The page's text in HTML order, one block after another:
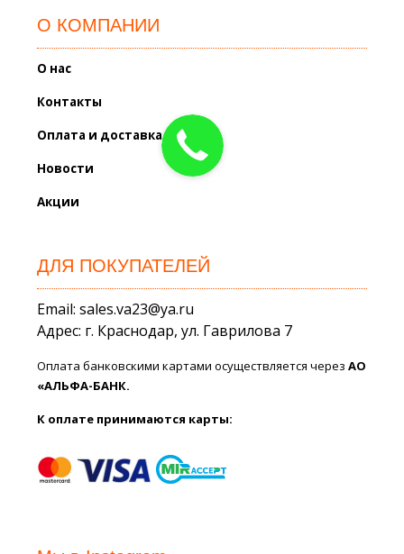
О КОМПАНИИ
О нас
Контакты
Оплата и доставка
Новости
Акции
ДЛЯ ПОКУПАТЕЛЕЙ
Email: sales.va23@ya.ru
Адрес: г. Краснодар, ул. Гаврилова 7
Оплата банковскими картами осуществляется черезАО
«АЛЬФА-БАНК.
К оплате принимаются карты: